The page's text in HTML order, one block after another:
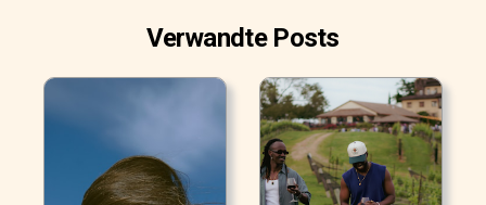
Verwandte Posts